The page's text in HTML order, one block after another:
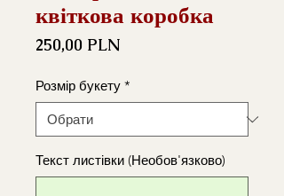
квіткова коробка
250,00 PLNЦіна
Розмір букету *
Текст листівки (Необов'язково)